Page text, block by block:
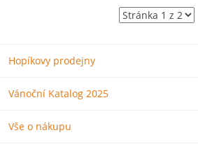
Hopíkovy prodejny
Vánoční Katalog 2025
Vše o nákupu